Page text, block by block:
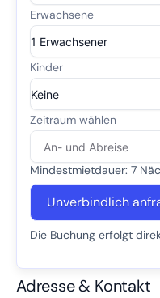
Mindestmietdauer: 7
Unverbindlich
Die Buchung erfolgt
Adresse & Kontakt